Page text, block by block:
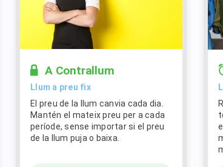
A Contrallum
Llum a preu fix
El preu de la llum canvia cada dia.
Mantén el mateix preu per a cada
període, sense importar si el preu
de la llum puja o baixa.